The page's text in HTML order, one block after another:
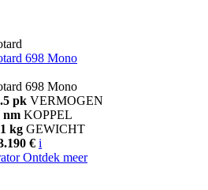
698 Mono
698 Mono
pk VERMOGEN
nm KOPPEL
kg GEWICHT
€ i
Ontdek meer